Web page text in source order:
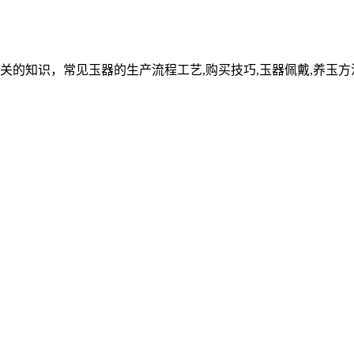
的知识，常见玉器的生产流程工艺,购买技巧,玉器佩戴,养玉方